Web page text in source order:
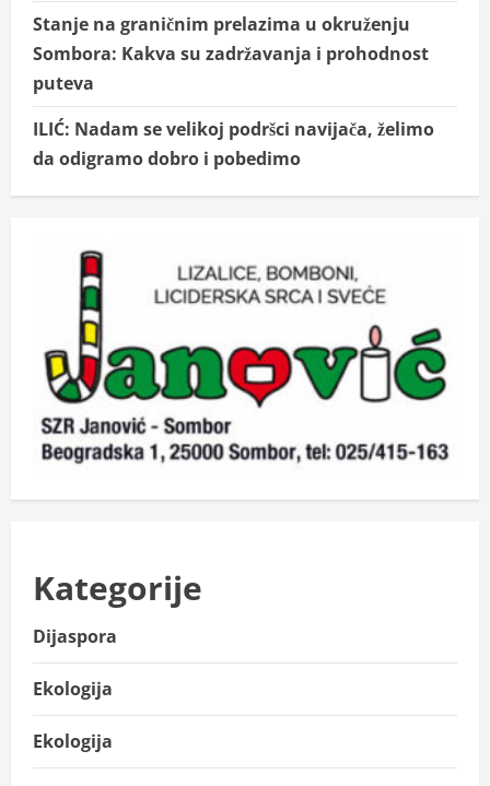
Stanje na graničnim prelazima u okruženju
Sombora: Kakva su zadržavanja i prohodnost
puteva
ILIĆ: Nadam se velikoj podršci navijača, želimo
da odigramo dobro i pobedimo
Kategorije
Dijaspora
Ekologija
Ekologija